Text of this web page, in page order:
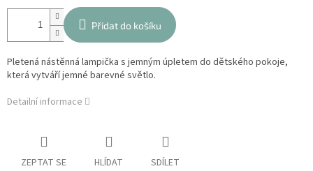
Přidat do košíku
Pletená nástěnná lampička s jemným úpletem do dětského pokoje,
která vytváří jemné barevné světlo.
Detailní informace
ZEPTAT SE HLÍDAT SDÍLET